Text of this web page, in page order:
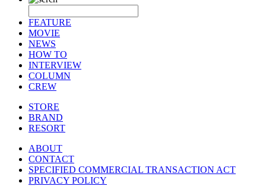
FEATURE
MOVIE
NEWS
HOW TO
INTERVIEW
COLUMN
CREW
STORE
BRAND
RESORT
ABOUT
CONTACT
SPECIFIED COMMERCIAL TRANSACTION ACT
PRIVACY POLICY